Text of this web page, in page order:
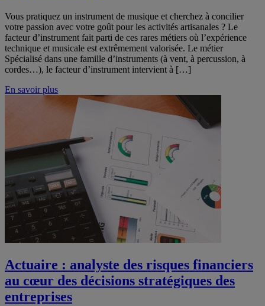
Vous pratiquez un instrument de musique et cherchez à concilier
votre passion avec votre goût pour les activités artisanales ? Le
facteur d’instrument fait parti de ces rares métiers où l’expérience
technique et musicale est extrêmement valorisée. Le métier
Spécialisé dans une famille d’instruments (à vent, à percussion, à
cordes…), le facteur d’instrument intervient à […]
En savoir plus
Actuaire : analyste des risques financiers
au cœur des décisions stratégiques des
entreprises